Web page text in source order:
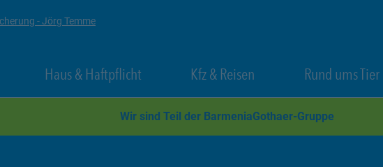
- Jörg Temme
Link Opens in New Tab
Haus & HaftpflichtLink Opens in New Tab
Kfz & Reisen Link Opens in New Tab
Rund ums Tier
Wir sind Teil der BarmeniaGothaer-Gruppe